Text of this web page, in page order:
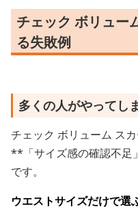
チェック ボリュー
る失敗例
多くの人がやってし
チェック ボリューム ス
**「サイズ感の確認不足
です。
ウエストサイズだけで選